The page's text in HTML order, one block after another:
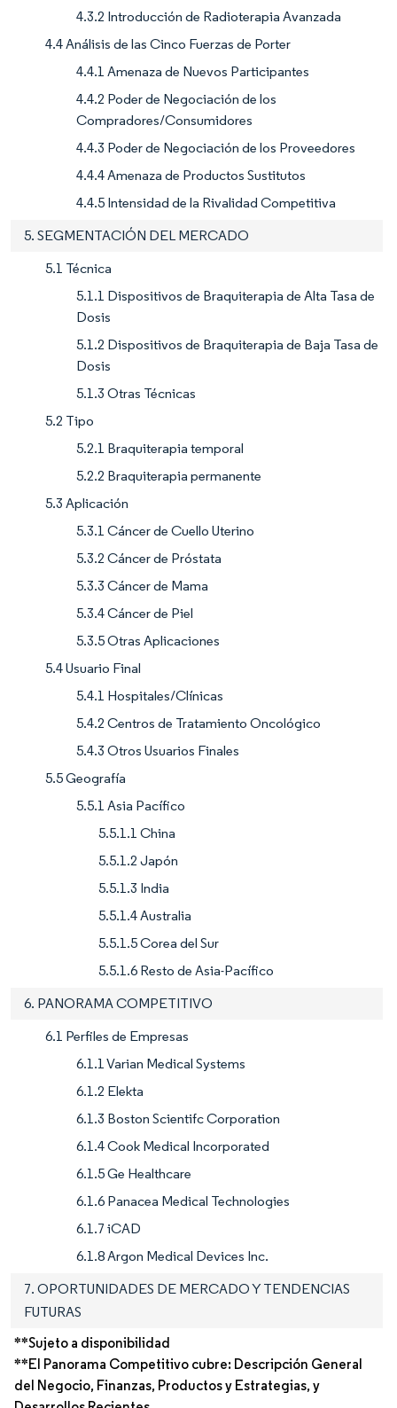
4.3.2 Introducción de Radioterapia Avanzada
4.4 Análisis de las Cinco Fuerzas de Porter
4.4.1 Amenaza de Nuevos Participantes
4.4.2 Poder de Negociación de los
Compradores/Consumidores
4.4.3 Poder de Negociación de los Proveedores
4.4.4 Amenaza de Productos Sustitutos
4.4.5 Intensidad de la Rivalidad Competitiva
5. SEGMENTACIÓN DEL MERCADO
5.1 Técnica
5.1.1 Dispositivos de Braquiterapia de Alta Tasa de
Dosis
5.1.2 Dispositivos de Braquiterapia de Baja Tasa de
Dosis
5.1.3 Otras Técnicas
5.2 Tipo
5.2.1 Braquiterapia temporal
5.2.2 Braquiterapia permanente
5.3 Aplicación
5.3.1 Cáncer de Cuello Uterino
5.3.2 Cáncer de Próstata
5.3.3 Cáncer de Mama
5.3.4 Cáncer de Piel
5.3.5 Otras Aplicaciones
5.4 Usuario Final
5.4.1 Hospitales/Clínicas
5.4.2 Centros de Tratamiento Oncológico
5.4.3 Otros Usuarios Finales
5.5 Geografía
5.5.1 Asia Pacífico
5.5.1.1 China
5.5.1.2 Japón
5.5.1.3 India
5.5.1.4 Australia
5.5.1.5 Corea del Sur
5.5.1.6 Resto de Asia-Pacífico
6. PANORAMA COMPETITIVO
6.1 Perfiles de Empresas
6.1.1 Varian Medical Systems
6.1.2 Elekta
6.1.3 Boston Scientifc Corporation
6.1.4 Cook Medical Incorporated
6.1.5 Ge Healthcare
6.1.6 Panacea Medical Technologies
6.1.7 iCAD
6.1.8 Argon Medical Devices Inc.
7. OPORTUNIDADES DE MERCADO Y TENDENCIAS
FUTURAS
**Sujeto a disponibilidad
**El Panorama Competitivo cubre: Descripción General
del Negocio, Finanzas, Productos y Estrategias, y